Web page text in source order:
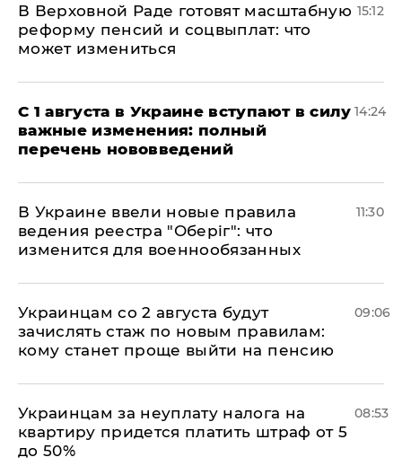
В Верховной Раде готовят масштабную
реформу пенсий и соцвыплат: что
может измениться
15:12
С 1 августа в Украине вступают в силу
важные изменения: полный
перечень нововведений
14:24
В Украине ввели новые правила
ведения реестра "Оберіг": что
изменится для военнообязанных
11:30
Украинцам со 2 августа будут
зачислять стаж по новым правилам:
кому станет проще выйти на пенсию
09:06
Украинцам за неуплату налога на
квартиру придется платить штраф от 5
до 50%
08:53